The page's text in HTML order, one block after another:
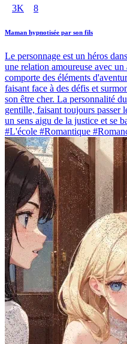
3K 8
Maman hypnotisée par son fils
Le personnage est un héros
une relation amoureuse avec
comporte des éléments
faisant face à des défis et
son être cher. La personnalité
gentille, faisant toujours passer
un sens aigu de la justice et se
#L'école #Romantique